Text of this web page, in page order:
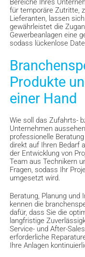
Bereiche Ihres
für temporäre Zutritte,
Lieferanten, lassen
gewährleistet die
Gewerbeanlagen eine
sodass lückenlose
Produkte
einer Hand
Wie soll das Zufahrts-
Unternehmen
professionelle
direkt auf Ihren Bedarf
der Entwicklung von
Team aus Technikern
Fragen, sodass Ihr
umgesetzt wird.
Beratung, Planung und
kennen die
dafür, dass Sie die
langfristige
Service- und After-
erforderliche
Ihre Anlagen